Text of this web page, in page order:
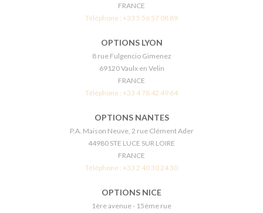
FRANCE
Téléphone : +33 5 56 57 08 89
OPTIONS LYON
8 rue Fulgencio Gimenez
69120 Vaulx en Velin
FRANCE
Téléphone : +33 4 78 42 49 64
OPTIONS NANTES
P.A. Maison Neuve, 2 rue Clément Ader
44980 STE LUCE SUR LOIRE
FRANCE
Téléphone : +33 2 40 30 24 30
OPTIONS NICE
1ère avenue - 15ème rue